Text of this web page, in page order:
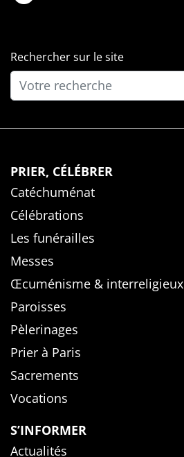
Rechercher sur le site
PRIER, CÉLÉBRER
Catéchuménat
Célébrations
Les funérailles
Messes
Œcuménisme & interreligieux
Paroisses
Pèlerinages
Prier à Paris
Sacrements
Vocations
S’INFORMER
Actualités